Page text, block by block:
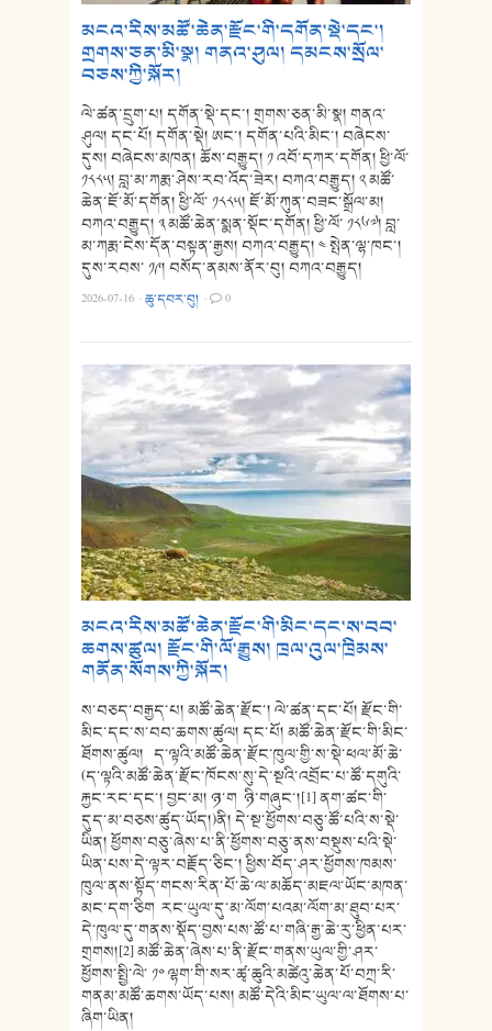
མངའ་རིས་མཚོ་ཆེན་རྫོང་གི་དགོན་སྡེ་དང་།
གྲགས་ཅན་མི་སྣ། གནའ་ཤུལ། དམངས་སྲོལ་
བཅས་ཀྱི་སྐོར།
ལེ་ཚན་དྲུག་པ། དགོན་སྡེ་དང་། གྲགས་ཅན་མི་སྣ། གནའ་
ཤུལ། དང་པོ། དགོན་སྡེ། ཨང་། དགོན་པའི་མིང་། བཞེངས་
དུས། བཞེངས་མཁན། ཆོས་བརྒྱུད། ༡ འབོ་དཀར་དགོན། ཕྱི་ལོ་
༡༨༨༥། བླ་མ་ཀརྨ་ཤེས་རབ་འོད་ཟེར། བཀའ་བརྒྱུད། ༢ མཚོ་
ཆེན་ཇོ་མོ་དགོན། ཕྱི་ལོ་ ༡༨༨༥། ཇོ་མོ་ཀུན་བཟང་སྒྲོལ་མ།
བཀའ་བརྒྱུད། ༣ མཚོ་ཆེན་སྨན་སྡོང་དགོན། ཕྱི་ལོ་ ༡༨༦༧། བླ་
མ་ཀརྨ་ངེས་དོན་བསྟན་རྒྱས། བཀའ་བརྒྱུད། ༤ སྤེན་ལྷ་ཁང་།
དུས་རབས་ ༡༩། བསོད་ནམས་ནོར་བུ། བཀའ་བརྒྱུད།
2026-07-16 ·ཆུ་དབར་བུ། · 0
མངའ་རིས་མཚོ་ཆེན་རྫོང་གི་མིང་དང་ས་བབ་
ཆགས་ཚུལ། རྫོང་གི་ལོ་རྒྱུས། ཁྲལ་འུལ་ཁྲིམས་
གནོན་སོགས་ཀྱི་སྐོར།
ས་བཅད་བརྒྱད་པ། མཚོ་ཆེན་རྫོང་། ལེ་ཚན་དང་པོ། རྫོང་གི་
མིང་དང་ས་བབ་ཆགས་ཚུལ། དང་པོ། མཚོ་ཆེན་རྫོང་གི་མིང་
ཐོགས་ཚུལ། ད་ལྟའི་མཚོ་ཆེན་རྫོང་ཁུལ་གྱི་ས་སྡེ་ཕལ་མོ་ཆེ་
(ད་ལྟའི་མཚོ་ཆེན་རྫོང་ཁོངས་སུ་དེ་སྔའི་འབྲོང་པ་ཚོ་དགུའི་
རྐྱང་རང་དང་། བྱང་མ། ཉ་ག ཉི་གཞུང་།[1] ནག་ཚང་གི་
དུད་མ་བཅས་ཚུད་ཡོད།)ནི། དེ་སྔ་ཕྱོགས་བཅུ་ཚོ་པའི་ས་སྡེ་
ཡིན། ཕྱོགས་བཅུ་ཞེས་པ་ནི་ཕྱོགས་བཅུ་ནས་བསྡུས་པའི་སྡེ་
ཡིན་པས་དེ་ལྟར་བརྗོད་ཅིང་། ཕྱིས་བོད་ཤར་ཕྱོགས་ཁམས་
ཁུལ་ནས་སྟོད་གངས་རིན་པོ་ཆེ་ལ་མཆོད་མཇལ་ཡོང་མཁན་
མང་དག་ཅིག རང་ཡུལ་དུ་མ་ལོག་པའམ་ལོག་མ་ཐུབ་པར་
དེ་ཁུལ་དུ་གནས་སྡོད་བྱས་པས་ཚོ་པ་གཞི་རྒྱ་ཆེ་རུ་ཕྱིན་པར་
གྲགས།[2] མཚོ་ཆེན་ཞེས་པ་ནི་རྫོང་གནས་ཡུལ་གྱི་ཤར་
ཕྱོགས་སྤྱི་ལེ་ ༡༠ ལྷག་གི་སར་ཚྭ་ཆུའི་མཚེའུ་ཆེན་པོ་བཀྲ་རི་
གནམ་མཚོ་ཆགས་ཡོད་པས། མཚོ་དེའི་མིང་ཡུལ་ལ་ཐོགས་པ་
ཞིག་ཡིན།